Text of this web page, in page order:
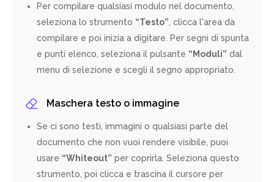
Per compilare qualsiasi modulo nel documento,
seleziona lo strumento “Testo” , clicca l'area da
compilare e poi inizia a digitare. Per segni di spunta
e punti elenco, seleziona il pulsante “Moduli” dal
menu di selezione e scegli il segno appropriato.
Maschera testo o immagine
Se ci sono testi, immagini o qualsiasi parte del
documento che non vuoi rendere visibile, puoi
usare “Whiteout” per coprirla. Seleziona questo
strumento, poi clicca e trascina il cursore per